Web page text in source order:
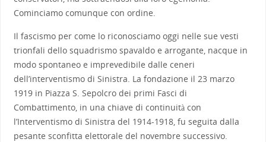
Cominciamo comunque con ordine.
Il fascismo per come lo riconosciamo oggi nelle sue vesti
trionfali dello squadrismo spavaldo e arrogante, nacque in
modo spontaneo e imprevedibile dalle ceneri
dell’interventismo di Sinistra. La fondazione il 23 marzo
1919 in Piazza S. Sepolcro dei primi Fasci di
Combattimento, in una chiave di continuità con
l’Interventismo di Sinistra del 1914-1918, fu seguita dalla
pesante sconfitta elettorale del novembre successivo.